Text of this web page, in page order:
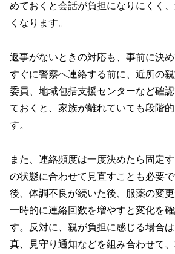
めておくと会話が負担になりにくく
くなります。
返事がないときの対応も、事前に決め
すぐに警察へ連絡する前に、近所の
委員、地域包括支援センターなど確
ておくと、家族が離れていても段階
す。
また、連絡頻度は一度決めたら固定
の状態に合わせて見直すことも必要
後、体調不良が続いた後、服薬の変更
一時的に連絡回数を増やすと変化を
す。反対に、親が負担に感じる場合
真、見守り通知などを組み合わせて